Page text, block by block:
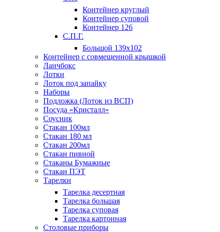
Контейнер круглый
Контейнер суповой
Контейнер 126
С.П.Г.
Большой 139х102
Контейнер с совмещенной крышкой
Ланчбокс
Лотки
Лоток под запайку
Наборы
Подложка (Лоток из ВСП)
Посуда «Кристалл»
Соусник
Стакан 100мл
Стакан 180 мл
Стакан 200мл
Стакан пивной
Стаканы Бумажные
Стакан ПЭТ
Тарелки
Тарелка десертная
Тарелка большая
Тарелка суповая
Тарелка картонная
Столовые приборы